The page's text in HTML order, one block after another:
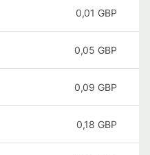
0,01 GBP
0,05 GBP
0,09 GBP
0,18 GBP